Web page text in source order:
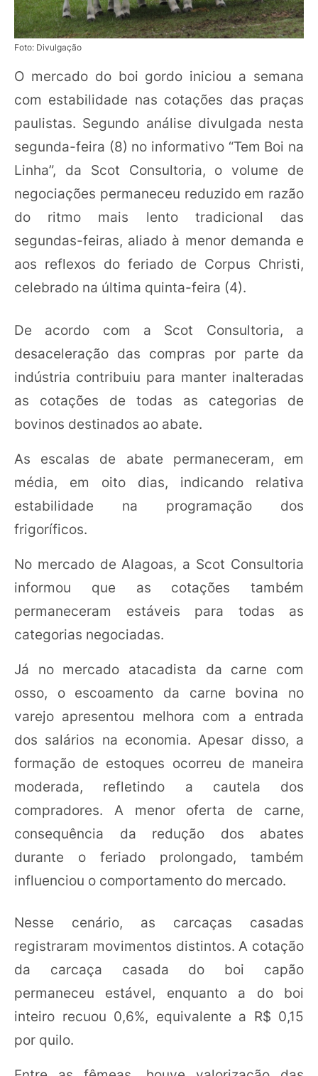
Foto: Divulgação
O mercado do boi gordo iniciou a semana
com estabilidade nas cotações das praças
paulistas. Segundo análise divulgada nesta
segunda-feira (8) no informativo “Tem Boi na
Linha”, da Scot Consultoria, o volume de
negociações permaneceu reduzido em razão
do ritmo mais lento tradicional das
segundas-feiras, aliado à menor demanda e
aos reflexos do feriado de Corpus Christi,
celebrado na última quinta-feira (4).
De acordo com a Scot Consultoria, a
desaceleração das compras por parte da
indústria contribuiu para manter inalteradas
as cotações de todas as categorias de
bovinos destinados ao abate.
As escalas de abate permaneceram, em
média, em oito dias, indicando relativa
estabilidade na programação dos
frigoríficos.
No mercado de Alagoas, a Scot Consultoria
informou que as cotações também
permaneceram estáveis para todas as
categorias negociadas.
Já no mercado atacadista da carne com
osso, o escoamento da carne bovina no
varejo apresentou melhora com a entrada
dos salários na economia. Apesar disso, a
formação de estoques ocorreu de maneira
moderada, refletindo a cautela dos
compradores. A menor oferta de carne,
consequência da redução dos abates
durante o feriado prolongado, também
influenciou o comportamento do mercado.
Nesse cenário, as carcaças casadas
registraram movimentos distintos. A cotação
da carcaça casada do boi capão
permaneceu estável, enquanto a do boi
inteiro recuou 0,6%, equivalente a R$ 0,15
por quilo.